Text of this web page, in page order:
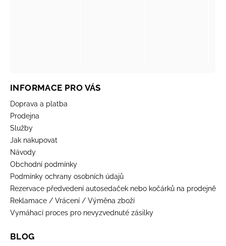
INFORMACE PRO VÁS
Doprava a platba
Prodejna
Služby
Jak nakupovat
Návody
Obchodní podmínky
Podmínky ochrany osobních údajů
Rezervace předvedení autosedaček nebo kočárků na prodejně
Reklamace / Vrácení / Výměna zboží
Vymáhací proces pro nevyzvednuté zásilky
BLOG